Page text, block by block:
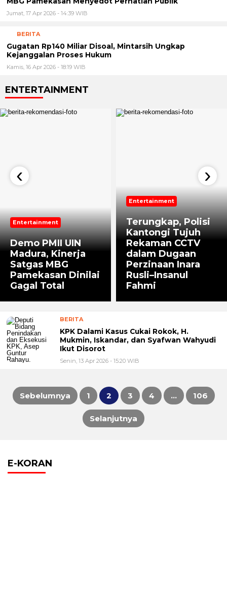
Jumat, 17 Apr 2026 - 14:39 WIB
BERITA
Gugatan Rp140 Miliar Disoal, Mintarsih Ungkap
Kejanggalan Proses Hukum
Kamis, 16 Apr 2026 - 18:19 WIB
ENTERTAINMENT
Entertainment
Demo PMII UIN
Madura, Kinerja
Satgas MBG
Pamekasan Dinilai
Gagal Total
Entertainment
Terungkap, Polisi
Kantongi Tujuh
Rekaman CCTV
dalam Dugaan
Perzinaan Inara
Rusli–Insanul
Fahmi
‹ ›
BERITA
KPK Dalami Kasus Cukai Rokok, H.
Mukmin, Iskandar, dan Syafwan Wahyudi
Ikut Disorot
Senin, 13 Apr 2026 - 15:20 WIB
Paginasi
Sebelumnya 1 2 3 4 … 106
Selanjutnya
E-KORAN